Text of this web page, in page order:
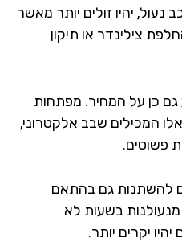
יהיו זולים יותר מאשר
או תיקון
על המחיר. מפתחות
שבב אלקטרוני,
גם בהתאם
בשעות לא
יותר.